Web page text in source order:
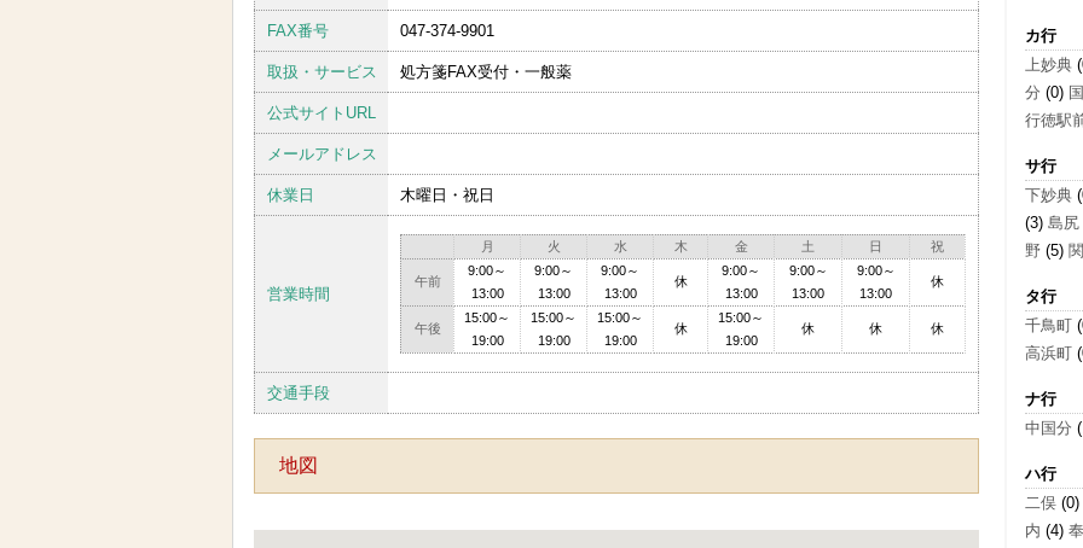
FAX番号 047-374-9901
取扱・サービス 処方箋FAX受付・一般薬
公式サイトURL
メールアドレス
休業日 木曜日・祝日
営業時間
月 火 水 木 金 土 日 祝
午前
9:00～
13:00
9:00～
13:00
9:00～
13:00
休
9:00～
13:00
9:00～
13:00
9:00～
13:00
休
午後
15:00～
19:00
15:00～
19:00
15:00～
19:00
休
15:00～
19:00
休 休 休
交通手段
地図
カ行
上妙典
分 (0)
行徳駅
サ行
下妙典
(3) 島尻
野 (5)
タ行
千鳥町
高浜町
ナ行
中国分
ハ行
二俣 (0)
内 (4)